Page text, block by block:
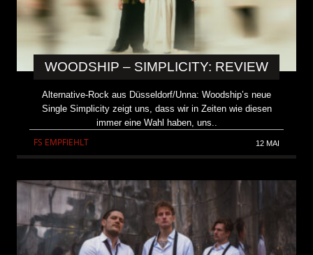
WOODSHIP – SIMPLICITY: REVIEW
Alternative-Rock aus Düsseldorf/Unna: Woodship’s neue
Single Simplicity zeigt uns, dass wir in Zeiten wie diesen
immer eine Wahl haben, uns..
FS EMPFIEHLT 12 MAI